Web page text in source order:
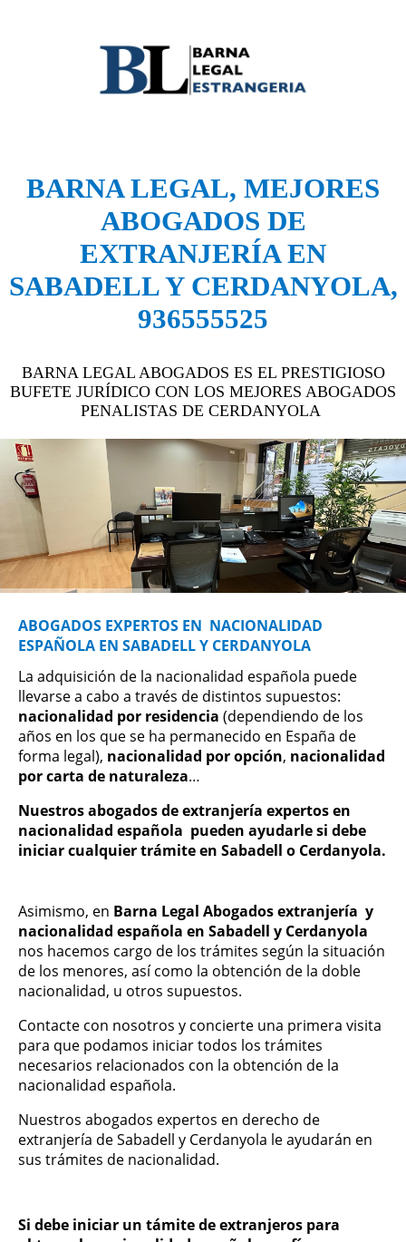
BARNA LEGAL, MEJORES
ABOGADOS DE
EXTRANJERÍA EN
SABADELL Y CERDANYOLA,
936555525
BARNA LEGAL ABOGADOS ES EL PRESTIGIOSO
BUFETE JURÍDICO CON LOS MEJORES ABOGADOS
PENALISTAS DE CERDANYOLA
ABOGADOS EXPERTOS EN NACIONALIDAD
ESPAÑOLA EN SABADELL Y CERDANYOLA
La adquisición de la nacionalidad española puede
llevarse a cabo a través de distintos supuestos:
nacionalidad por residencia (dependiendo de los
años en los que se ha permanecido en España de
forma legal), nacionalidad por opción, nacionalidad
por carta de naturaleza…
Nuestros abogados de extranjería expertos en
nacionalidad española pueden ayudarle si debe
iniciar cualquier trámite en Sabadell o Cerdanyola.
Asimismo, en Barna Legal Abogados extranjería y
nacionalidad española en Sabadell y Cerdanyola
nos hacemos cargo de los trámites según la situación
de los menores, así como la obtención de la doble
nacionalidad, u otros supuestos.
Contacte con nosotros y concierte una primera visita
para que podamos iniciar todos los trámites
necesarios relacionados con la obtención de la
nacionalidad española.
Nuestros abogados expertos en derecho de
extranjería de Sabadell y Cerdanyola le ayudarán en
sus trámites de nacionalidad.
Si debe iniciar un támite de extranjeros para